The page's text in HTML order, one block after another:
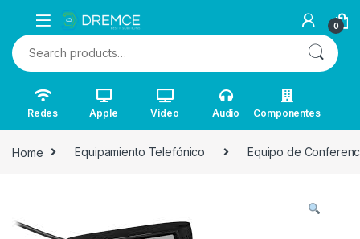
0
Search for:
Redes Apple Video Audio Componentes
Home Equipamiento Telefónico Equipo de